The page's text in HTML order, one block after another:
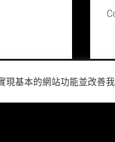
基本的網站功能並改善